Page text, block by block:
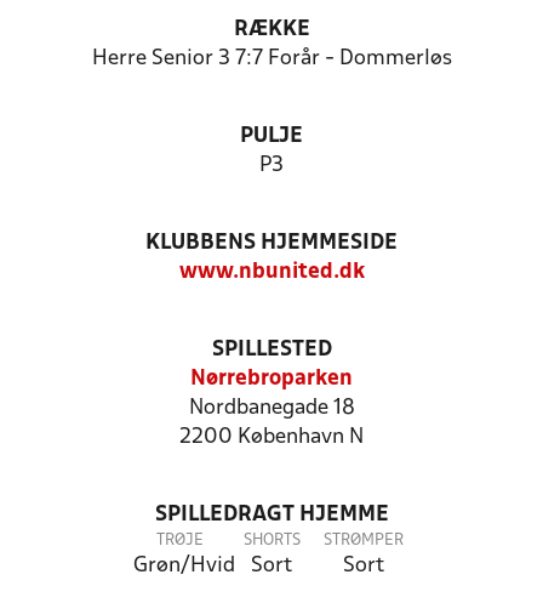
RÆKKE
Herre Senior 3 7:7 Forår - Dommerløs
PULJE
P3
KLUBBENS HJEMMESIDE
www.nbunited.dk
SPILLESTED
Nørrebroparken
Nordbanegade 18
2200 København N
SPILLEDRAGT HJEMME
TRØJE
Grøn/Hvid
SHORTS
Sort
STRØMPER
Sort